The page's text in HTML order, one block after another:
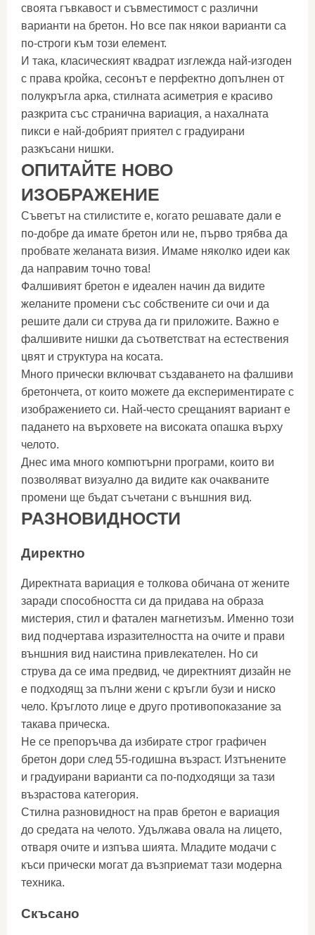
своята гъвкавост и съвместимост с различни
варианти на бретон. Но все пак някои варианти са
по-строги към този елемент.
И така, класическият квадрат изглежда най-изгоден
с права кройка, сесонът е перфектно допълнен от
полукръгла арка, стилната асиметрия е красиво
разкрита със странична вариация, а нахалната
пикси е най-добрият приятел с градуирани
разкъсани нишки.
ОПИТАЙТЕ НОВО
ИЗОБРАЖЕНИЕ
Съветът на стилистите е, когато решавате дали е
по-добре да имате бретон или не, първо трябва да
пробвате желаната визия. Имаме няколко идеи как
да направим точно това!
Фалшивият бретон е идеален начин да видите
желаните промени със собствените си очи и да
решите дали си струва да ги приложите. Важно е
фалшивите нишки да съответстват на естествения
цвят и структура на косата.
Много прически включват създаването на фалшиви
бретончета, от които можете да експериментирате с
изображението си. Най-често срещаният вариант е
падането на върховете на високата опашка върху
челото.
Днес има много компютърни програми, които ви
позволяват визуално да видите как очакваните
промени ще бъдат съчетани с външния вид.
РАЗНОВИДНОСТИ
Директно
Директната вариация е толкова обичана от жените
заради способността си да придава на образа
мистерия, стил и фатален магнетизъм. Именно този
вид подчертава изразителността на очите и прави
външния вид наистина привлекателен. Но си
струва да се има предвид, че директният дизайн не
е подходящ за пълни жени с кръгли бузи и ниско
чело. Кръглото лице е друго противопоказание за
такава прическа.
Не се препоръчва да избирате строг графичен
бретон дори след 55-годишна възраст. Изтънените
и градуирани варианти са по-подходящи за тази
възрастова категория.
Стилна разновидност на прав бретон е вариация
до средата на челото. Удължава овала на лицето,
отваря очите и изпъва шията. Младите модачи с
къси прически могат да възприемат тази модерна
техника.
Скъсано